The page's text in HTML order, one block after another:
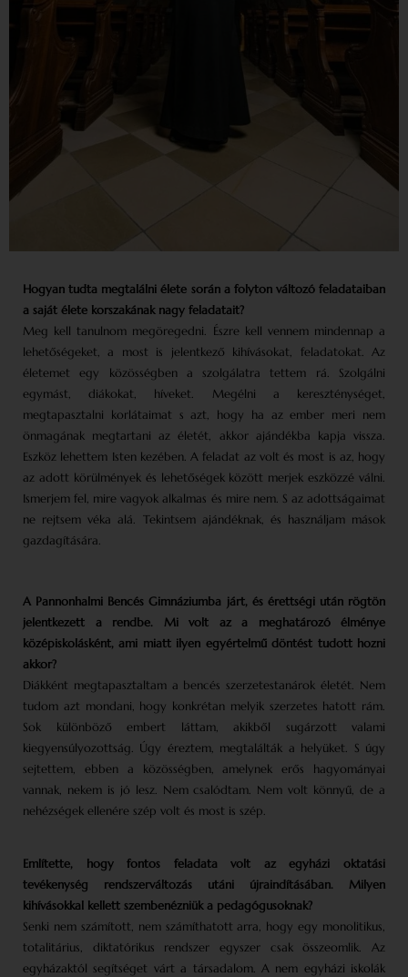
Hogyan tudta megtalálni élete során a folyton változó feladataiban
a saját élete korszakának nagy feladatait?
Meg kell tanulnom megöregedni. Észre kell vennem mindennap a
lehetőségeket, a most is jelentkező kihívásokat, feladatokat. Az
életemet egy közösségben a szolgálatra tettem rá. Szolgálni
egymást, diákokat, híveket. Megélni a kereszténységet,
megtapasztalni korlátaimat s azt, hogy ha az ember meri nem
önmagának megtartani az életét, akkor ajándékba kapja vissza.
Eszköz lehettem Isten kezében. A feladat az volt és most is az, hogy
az adott körülmények és lehetőségek között merjek eszközzé válni.
Ismerjem fel, mire vagyok alkalmas és mire nem. S az adottságaimat
ne rejtsem véka alá. Tekintsem ajándéknak, és használjam mások
gazdagítására.
A Pannonhalmi Bencés Gimnáziumba járt, és érettségi után rögtön
jelentkezett a rendbe. Mi volt az a meghatározó élménye
középiskolásként, ami miatt ilyen egyértelmű döntést tudott hozni
akkor?
Diákként megtapasztaltam a bencés szerzetestanárok életét. Nem
tudom azt mondani, hogy konkrétan melyik szerzetes hatott rám.
Sok különböző embert láttam, akikből sugárzott valami
kiegyensúlyozottság. Úgy éreztem, megtalálták a helyüket. S úgy
sejtettem, ebben a közösségben, amelynek erős hagyományai
vannak, nekem is jó lesz. Nem csalódtam. Nem volt könnyű, de a
nehézségek ellenére szép volt és most is szép.
Említette, hogy fontos feladata volt az egyházi oktatási
tevékenység rendszerváltozás utáni újraindításában. Milyen
kihívásokkal kellett szembenézniük a pedagógusoknak?
Senki nem számított, nem számíthatott arra, hogy egy monolitikus,
totalitárius, diktatórikus rendszer egyszer csak összeomlik. Az
egyházaktól segítséget várt a társadalom. A nem egyházi iskolák